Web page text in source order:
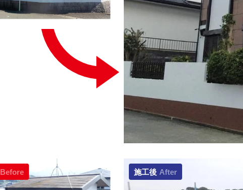
Before 施工後 After